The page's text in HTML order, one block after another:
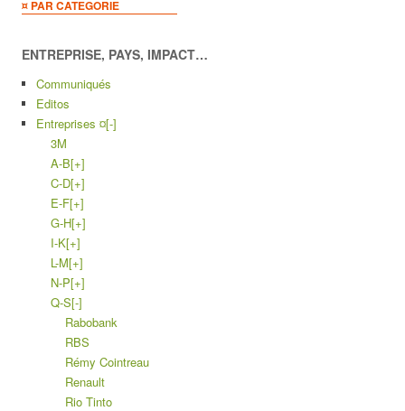
¤ PAR CATEGORIE
ENTREPRISE, PAYS, IMPACT…
Communiqués
Editos
Entreprises ¤[-]
3M
A-B[+]
C-D[+]
E-F[+]
G-H[+]
I-K[+]
L-M[+]
N-P[+]
Q-S[-]
Rabobank
RBS
Rémy Cointreau
Renault
Rio Tinto